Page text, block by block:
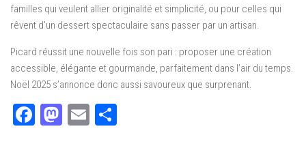
familles qui veulent allier originalité et simplicité, ou pour celles qui
rêvent d’un dessert spectaculaire sans passer par un artisan.
Picard réussit une nouvelle fois son pari : proposer une création
accessible, élégante et gourmande, parfaitement dans l’air du temps.
Noël 2025 s’annonce donc aussi savoureux que surprenant.
Facebook
Mastodon
Email